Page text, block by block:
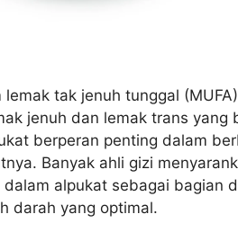
tak jenuh tunggal
jenuh dan lemak trans yang
berperan penting dalam
Banyak ahli gizi
alpukat sebagai bagian
darah yang optimal.